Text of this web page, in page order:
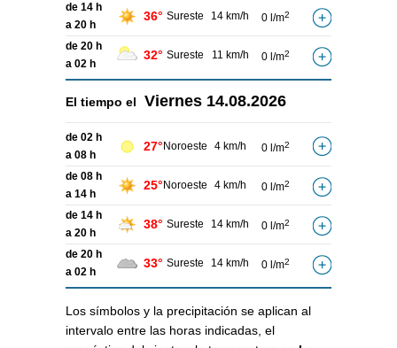
de 14 h
a 20 h
36° Sureste 14 km/h 0 l/m2
de 20 h
a 02 h
32° Sureste 11 km/h 0 l/m2
El tiempo el Viernes 14.08.2026
de 02 h
a 08 h
27° Noroeste 4 km/h 0 l/m2
de 08 h
a 14 h
25° Noroeste 4 km/h 0 l/m2
de 14 h
a 20 h
38° Sureste 14 km/h 0 l/m2
de 20 h
a 02 h
33° Sureste 14 km/h 0 l/m2
Los símbolos y la precipitación se aplican al
intervalo entre las horas indicadas, el